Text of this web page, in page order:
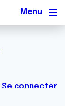
Se connecter